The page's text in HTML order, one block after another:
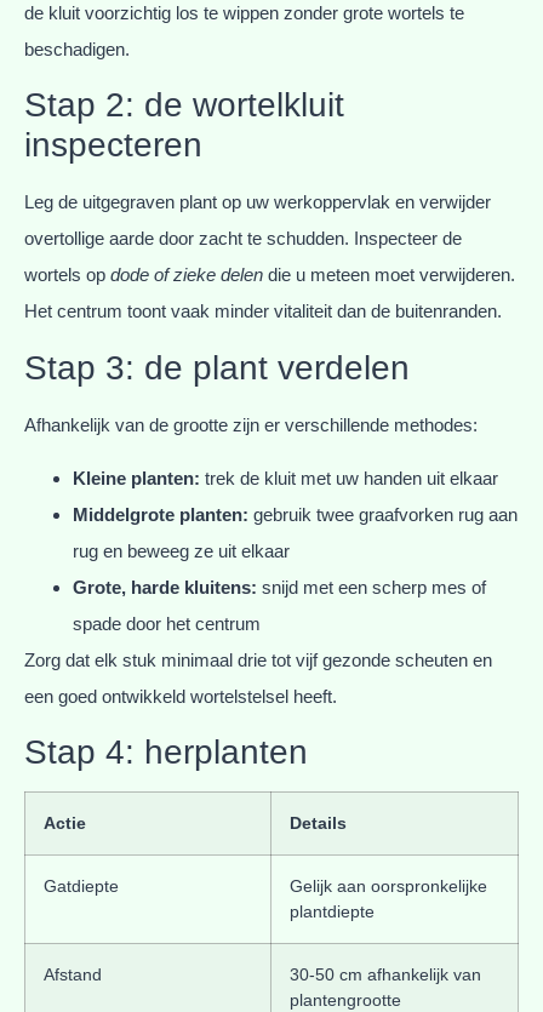
de kluit voorzichtig los te wippen zonder grote wortels te
beschadigen.
Stap 2: de wortelkluit
inspecteren
Leg de uitgegraven plant op uw werkoppervlak en verwijder
overtollige aarde door zacht te schudden. Inspecteer de
wortels op dode of zieke delen die u meteen moet verwijderen.
Het centrum toont vaak minder vitaliteit dan de buitenranden.
Stap 3: de plant verdelen
Afhankelijk van de grootte zijn er verschillende methodes:
Kleine planten: trek de kluit met uw handen uit elkaar
Middelgrote planten: gebruik twee graafvorken rug aan
rug en beweeg ze uit elkaar
Grote, harde kluitens: snijd met een scherp mes of
spade door het centrum
Zorg dat elk stuk minimaal drie tot vijf gezonde scheuten en
een goed ontwikkeld wortelstelsel heeft.
Stap 4: herplanten
Actie Details
Gatdiepte
Gelijk aan oorspronkelijke
plantdiepte
Afstand
30-50 cm afhankelijk van
plantengrootte